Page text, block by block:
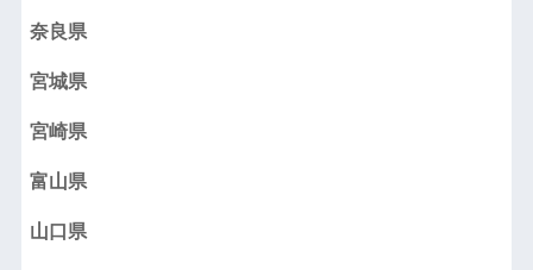
奈良県
宮城県
宮崎県
富山県
山口県